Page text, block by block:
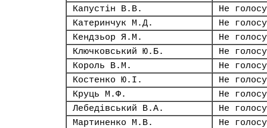
Капустін В.В.
Не
Катеринчук М.Д.
Не
Кендзьор Я.М.
Не
Ключковський Ю.Б.
Не
Король В.М.
Не
Костенко Ю.І.
Не
Круць М.Ф.
Не
Лебедівський В.А.
Не
Мартиненко М.В.
Не